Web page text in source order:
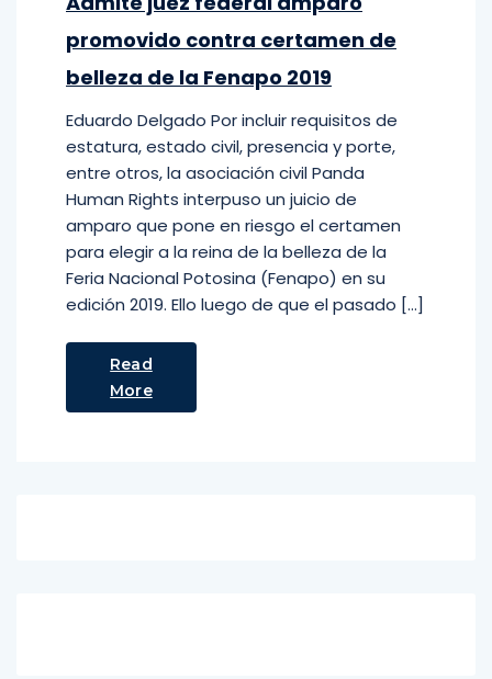
promovido contra certamen de
belleza de la Fenapo 2019
Eduardo Delgado Por incluir requisitos de
estatura, estado civil, presencia y porte,
entre otros, la asociación civil Panda
Human Rights interpuso un juicio de
amparo que pone en riesgo el certamen
para elegir a la reina de la belleza de la
Feria Nacional Potosina (Fenapo) en su
edición 2019. Ello luego de que el pasado […]
Read
More